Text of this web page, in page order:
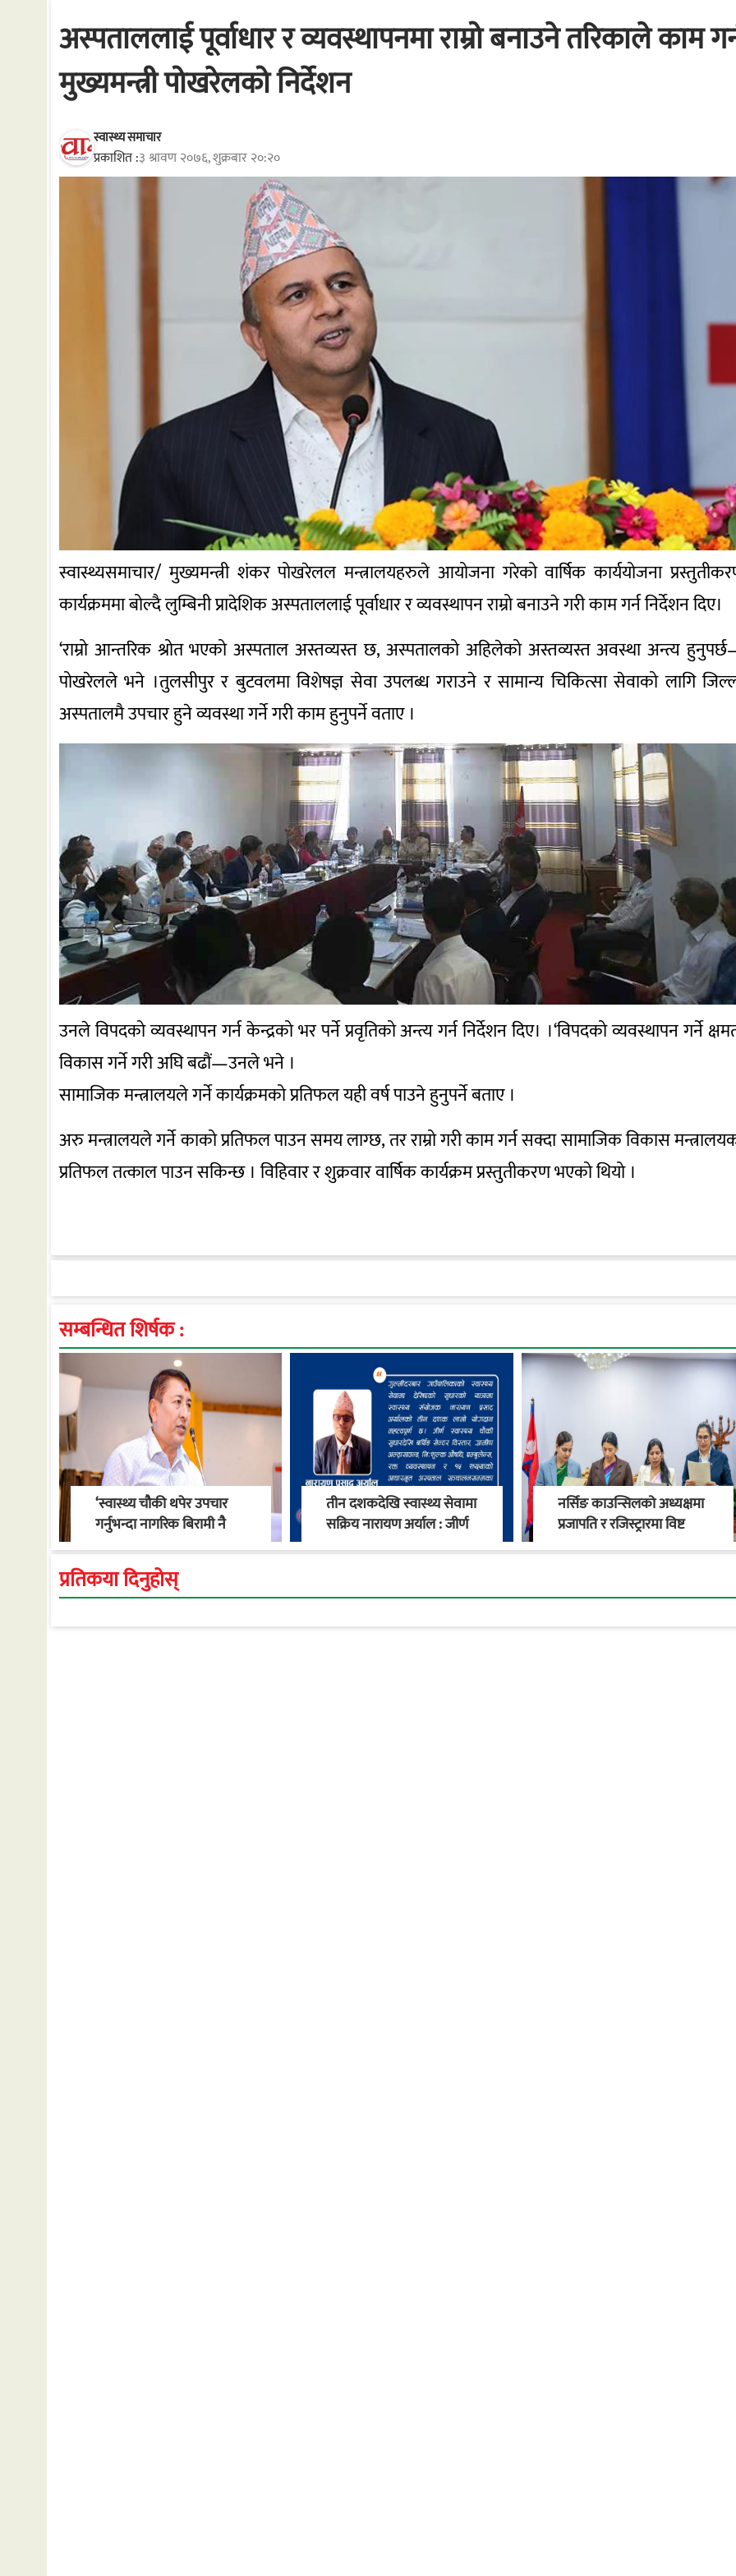
अस्पताललाई पूर्वाधार र व्यवस्थापनमा राम्रो बनाउने तरिकाले काम
मुख्यमन्त्री पोखरेलको निर्देशन
स्वास्थ्य समाचार
प्रकाशित :३ श्रावण २०७६, शुक्रबार २०:२०
स्वास्थ्यसमाचार/ मुख्यमन्त्री शंकर पोखरेलल मन्त्रालयहरुले आयोजना गरेको वार्षिक कार्ययोजना
कार्यक्रममा बोल्दै लुम्बिनी प्रादेशिक अस्पताललाई पूर्वाधार र व्यवस्थापन राम्रो बनाउने गरी काम गर्न निर्देशन दिए।
‘राम्रो आन्तरिक श्रोत भएको अस्पताल अस्तव्यस्त छ, अस्पतालको अहिलेको अस्तव्यस्त अवस्था अन्त्य
पोखरेलले भने ।तुलसीपुर र बुटवलमा विशेषज्ञ सेवा उपलब्ध गराउने र सामान्य चिकित्सा सेवाको लागि
अस्पतालमै उपचार हुने व्यवस्था गर्ने गरी काम हुनुपर्ने वताए ।
उनले विपदको व्यवस्थापन गर्न केन्द्रको भर पर्ने प्रवृतिको अन्त्य गर्न निर्देशन दिए। ।‘विपदको व्यवस्थापन गर्ने
विकास गर्ने गरी अघि बढौं—उनले भने ।
सामाजिक मन्त्रालयले गर्ने कार्यक्रमको प्रतिफल यही वर्ष पाउने हुनुपर्ने बताए ।
अरु मन्त्रालयले गर्ने काको प्रतिफल पाउन समय लाग्छ, तर राम्रो गरी काम गर्न सक्दा सामाजिक विकास
प्रतिफल तत्काल पाउन सकिन्छ । विहिवार र शुक्रवार वार्षिक कार्यक्रम प्रस्तुतीकरण भएको थियो ।
सम्बन्धित शिर्षक :
‘स्वास्थ्य चौकी थपेर उपचार
गर्नुभन्दा नागरिक बिरामी नै
नपर्ने वातावरण बनाऔँ’ : मेयर
खाँण
तीन दशकदेखि स्वास्थ्य सेवामा
सक्रिय नारायण अर्याल : जीर्ण
स्वास्थ्य चौकीदेखि
नर्सिङ काउन्सिलको अध्यक्षमा
प्रजापति र रजिस्ट्रारमा विष्ट
नियुक्त
प्रतिकया दिनुहोस्